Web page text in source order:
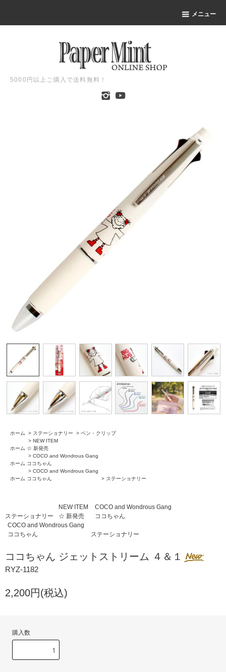
メニュー
5000円以上ご購入で送料無料！
ホーム > ステーショナリー > ペン・クリップ
ホーム
> NEW ITEM
☆ 新発売
ホーム
> COCO and Wondrous Gang
ココちゃん
ホーム
> COCO and Wondrous Gang
ココちゃん
> ステーショナリー
ステーショナリー
NEW ITEM
☆ 新発売
COCO and Wondrous Gang
ココちゃん
COCO and Wondrous Gang
ココちゃん
ステーショナリー
ココちゃん ジェットストリーム ４＆１
RYZ-1182
2,200円(税込)
購入数